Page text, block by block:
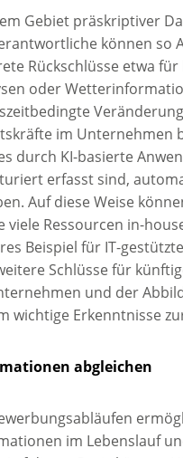
Gebiet präskriptiver
können so
Rückschlüsse etwa
oder
im Unternehmen
durch KI-basierte
erfasst sind,
Auf diese Weise
viele Ressourcen in-
Beispiel für IT-
Schlüsse für
und der
wichtige Erkenntnisse
abgleichen
im Lebenslauf